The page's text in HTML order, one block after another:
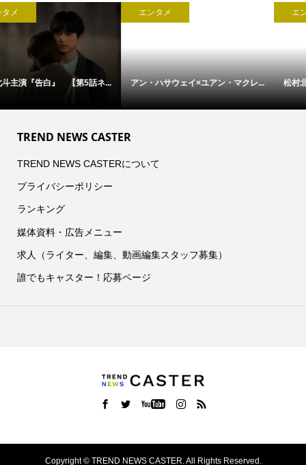
アン・ハサウェイ×ユアン・マクレ... 松村北斗主演『告白』 本日21時...
TREND NEWS CASTER
TREND NEWS CASTERについて
プライバシーポリシー
ランキング
媒体資料・広告メニュー
求人（ライター、編集、動画編集スタッフ募集）
誰でもキャスター！応募ページ
Copyright ©TREND NEWS CASTER. All Rights Reserved.